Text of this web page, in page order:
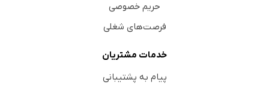
حریم خصوصی
فرصت‌های شغلی
خدمات مشتریان
پیام به پشتیبانی